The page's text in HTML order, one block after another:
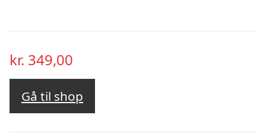
kr. 349,00
Gå til shop